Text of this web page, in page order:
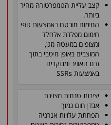
קצב עליית הטמפרטורה מהיר
ביותר.
החימום מובטח באמצעות גופי
חימום מפלדת אלחלד
ומצופים במעטה מגן,
המוצבים באופן מיטבי בתוך
זרם האוויר ומבוקרים
באמצעות SSRs
יציבות טרמית מצוינת
אבדן חום נמוך
הפחתת עלויות אנרגיה